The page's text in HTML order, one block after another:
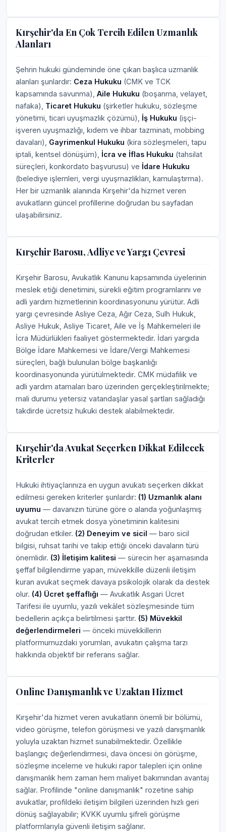
Kırşehir'da En Çok Tercih Edilen Uzmanlık
Alanları
Şehrin hukuki gündeminde öne çıkan başlıca uzmanlık
alanları şunlardır: Ceza Hukuku (CMK ve TCK
kapsamında savunma), Aile Hukuku (boşanma, velayet,
nafaka), Ticaret Hukuku (şirketler hukuku, sözleşme
yönetimi, ticari uyuşmazlık çözümü), İş Hukuku (işçi-
işveren uyuşmazlığı, kıdem ve ihbar tazminatı, mobbing
davaları), Gayrimenkul Hukuku (kira sözleşmeleri, tapu
iptali, kentsel dönüşüm), İcra ve İflas Hukuku (tahsilat
süreçleri, konkordato başvurusu) ve İdare Hukuku
(belediye işlemleri, vergi uyuşmazlıkları, kamulaştırma).
Her bir uzmanlık alanında Kırşehir'da hizmet veren
avukatların güncel profillerine doğrudan bu sayfadan
ulaşabilirsiniz.
Kırşehir Barosu, Adliye ve Yargı Çevresi
Kırşehir Barosu, Avukatlık Kanunu kapsamında üyelerinin
meslek etiği denetimini, sürekli eğitim programlarını ve
adli yardım hizmetlerinin koordinasyonunu yürütür. Adli
yargı çevresinde Asliye Ceza, Ağır Ceza, Sulh Hukuk,
Asliye Hukuk, Asliye Ticaret, Aile ve İş Mahkemeleri ile
İcra Müdürlükleri faaliyet göstermektedir. İdari yargıda
Bölge İdare Mahkemesi ve İdare/Vergi Mahkemesi
süreçleri, bağlı bulunulan bölge başkanlığı
koordinasyonunda yürütülmektedir. CMK müdafilik ve
adli yardım atamaları baro üzerinden gerçekleştirilmekte;
mali durumu yetersiz vatandaşlar yasal şartları sağladığı
takdirde ücretsiz hukuki destek alabilmektedir.
Kırşehir'da Avukat Seçerken Dikkat Edilecek
Kriterler
Hukuki ihtiyaçlarınıza en uygun avukatı seçerken dikkat
edilmesi gereken kriterler şunlardır: (1) Uzmanlık alanı
uyumu — davanızın türüne göre o alanda yoğunlaşmış
avukat tercih etmek dosya yönetiminin kalitesini
doğrudan etkiler. (2) Deneyim ve sicil — baro sicil
bilgisi, ruhsat tarihi ve takip ettiği önceki davaların türü
önemlidir. (3) İletişim kalitesi — sürecin her aşamasında
şeffaf bilgilendirme yapan, müvekkille düzenli iletişim
kuran avukat seçmek davaya psikolojik olarak da destek
olur. (4) Ücret şeffaflığı — Avukatlık Asgari Ücret
Tarifesi ile uyumlu, yazılı vekâlet sözleşmesinde tüm
bedellerin açıkça belirtilmesi şarttır. (5) Müvekkil
değerlendirmeleri — önceki müvekkillerin
platformumuzdaki yorumları, avukatın çalışma tarzı
hakkında objektif bir referans sağlar.
Online Danışmanlık ve Uzaktan Hizmet
Kırşehir'da hizmet veren avukatların önemli bir bölümü,
video görüşme, telefon görüşmesi ve yazılı danışmanlık
yoluyla uzaktan hizmet sunabilmektedir. Özellikle
başlangıç değerlendirmesi, dava öncesi ön görüşme,
sözleşme inceleme ve hukuki rapor talepleri için online
danışmanlık hem zaman hem maliyet bakımından avantaj
sağlar. Profilinde "online danışmanlık" rozetine sahip
avukatlar, profildeki iletişim bilgileri üzerinden hızlı geri
dönüş sağlayabilir; KVKK uyumlu şifreli görüşme
platformlarıyla güvenli iletişim sağlanır.